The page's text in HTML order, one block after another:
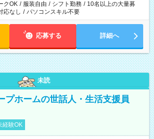
クOK / 服装自由 / シフト勤務 / 10名以上の大量募
応なし / パソコンスキル不要
応募する 詳細へ
未読
プホームの世話人・生活支援員
経験OK